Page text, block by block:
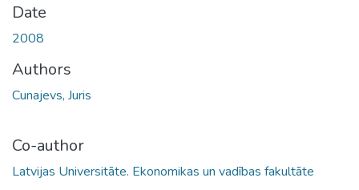
Date
2008
Authors
Cunajevs, Juris
Co-author
Latvijas Universitāte. Ekonomikas un vadības fakultāte